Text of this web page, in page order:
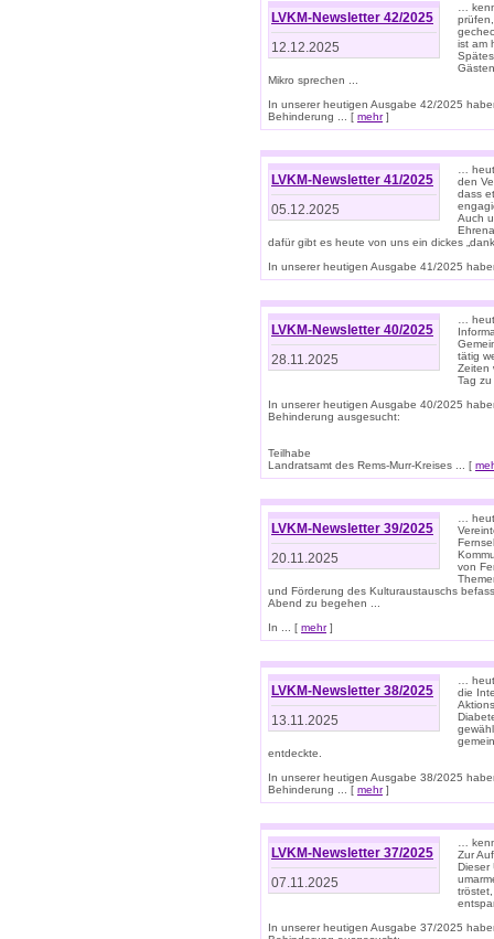
LVKM-Newsletter 42/2025
12.12.2025
…
ist am
Mikro sprechen ...
In unserer heutigen Ausgabe 42/2025
Behinderung ... [ mehr]
LVKM-Newsletter 41/2025
05.12.2025
…
den
dass
Auch
dafür gibt es heute von uns ein dickes
In unserer heutigen Ausgabe 41/2025
LVKM-Newsletter 40/2025
28.11.2025
…
tätig
Zeiten
Tag
In unserer heutigen Ausgabe 40/2025
Behinderung ausgesucht:
Teilhabe
Landratsamt des Rems-Murr-Kreises ... [
LVKM-Newsletter 39/2025
20.11.2025
…
von
und Förderung des Kulturaustauschs
Abend zu begehen ...
In ... [ mehr]
LVKM-Newsletter 38/2025
13.11.2025
…
die
entdeckte.
In unserer heutigen Ausgabe 38/2025
Behinderung ... [ mehr]
LVKM-Newsletter 37/2025
07.11.2025
…
Zur
Dieser
In unserer heutigen Ausgabe 37/2025